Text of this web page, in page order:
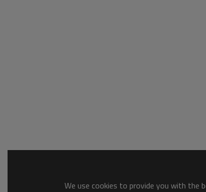
We use cookies to provide you with the